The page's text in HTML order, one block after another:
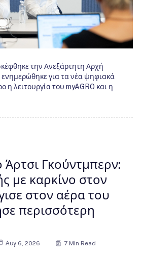
την Ανεξάρτητη Αρχή
για τα νέα ψηφιακά
η λειτουργία του myAGRO και η
Άρτσι Γκούντμπερν:
με καρκίνο στον
στον αέρα του
περισσότερη
Αυγ 6, 2026 7 Min Read